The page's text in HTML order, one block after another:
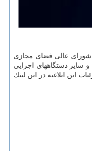
شورای عالی فضای مجازی
و سایر دستگاههای اجرایی
این ابلاغیه در این لینك